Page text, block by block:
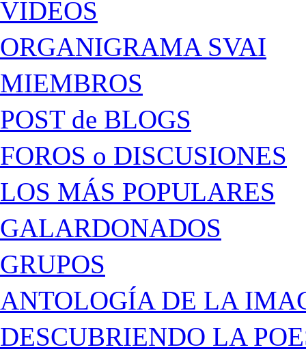
VIDEOS
ORGANIGRAMA SVAI
MIEMBROS
POST de BLOGS
FOROS o DISCUSIONES
LOS MÁS POPULARES
GALARDONADOS
GRUPOS
ANTOLOGÍA DE LA
DESCUBRIENDO LA